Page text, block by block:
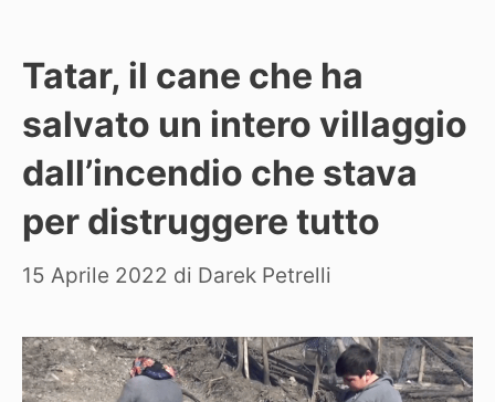
Tatar, il cane che ha
salvato un intero villaggio
dall’incendio che stava
per distruggere tutto
15 Aprile 2022 di Darek Petrelli